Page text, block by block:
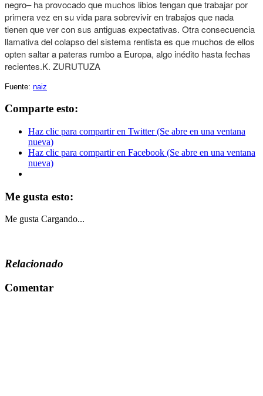
negro– ha provocado que muchos libios tengan que trabajar por
primera vez en su vida para sobrevivir en trabajos que nada
tienen que ver con sus antiguas expectativas. Otra consecuencia
llamativa del colapso del sistema rentista es que muchos de ellos
opten saltar a pateras rumbo a Europa, algo inédito hasta fechas
recientes.K. ZURUTUZA
Fuente: naiz
Comparte esto:
Haz clic para compartir en Twitter (Se abre en una ventana
nueva)
Haz clic para compartir en Facebook (Se abre en una ventana
nueva)
Me gusta esto:
Me gusta Cargando...
Relacionado
Comentar